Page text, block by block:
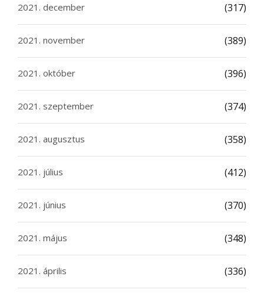
2021. december (317)
2021. november (389)
2021. október (396)
2021. szeptember (374)
2021. augusztus (358)
2021. július (412)
2021. június (370)
2021. május (348)
2021. április (336)